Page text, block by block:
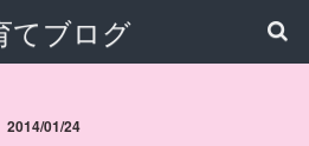
てブログ
2014/01/24